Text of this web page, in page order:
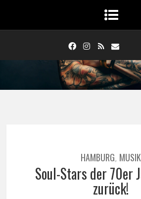
HAMBURG, MUSIK
Soul-Stars der 70er
zurück!